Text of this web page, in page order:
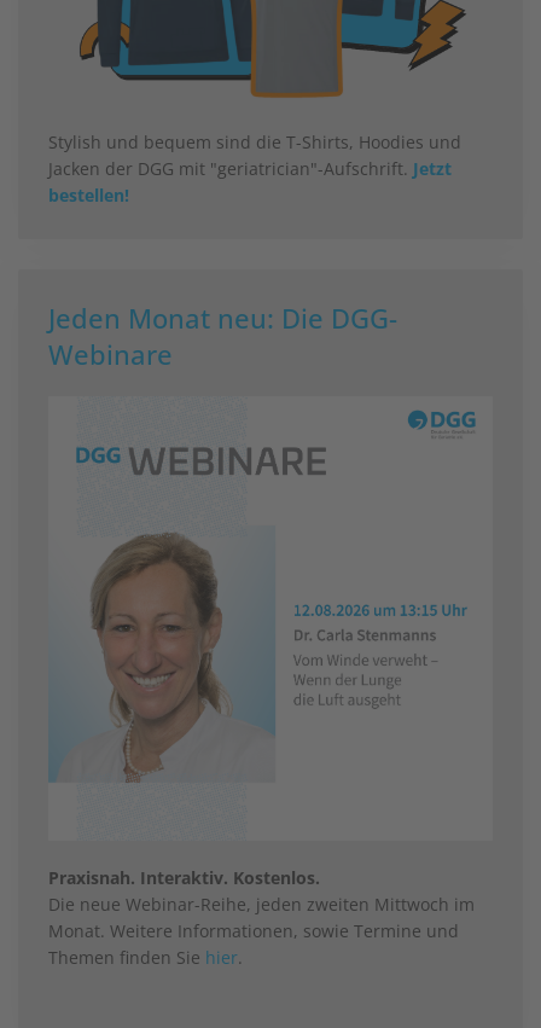
Stylish und bequem sind die T-Shirts, Hoodies und
Jacken der DGG mit "geriatrician"-Aufschrift. Jetzt
bestellen!
Jeden Monat neu: Die DGG-
Webinare
Praxisnah. Interaktiv. Kostenlos.
Die neue Webinar-Reihe, jeden zweiten Mittwoch im
Monat. Weitere Informationen, sowie Termine und
Themen finden Sie hier.